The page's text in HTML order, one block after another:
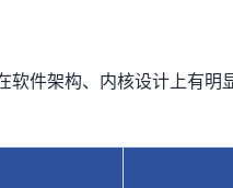
件架构、内核设计上有明